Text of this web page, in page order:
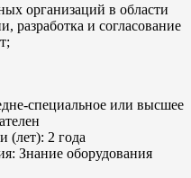
организаций в области
разработка и согласование
специальное или высшее
(лет): 2 года
Знание оборудования